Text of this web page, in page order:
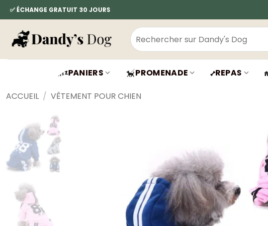
Passer
au
contenu
✅ ÉCHANGE GRATUIT 30 JOURS
Recherche
pour :
PANIERS PROMENADE REPAS
ACCUEIL / VÊTEMENT POUR CHIEN